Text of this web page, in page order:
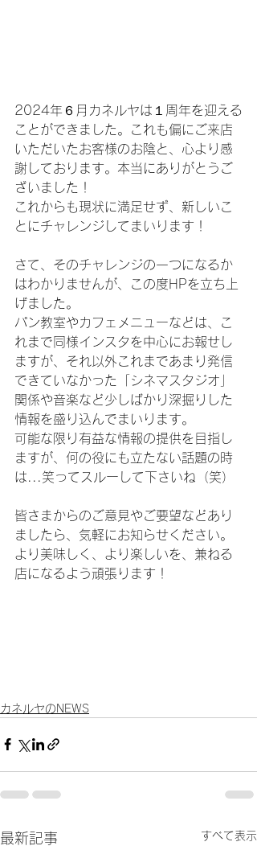
2024年６月カネルヤは１周年を迎える
ことができました。これも偏にご来店
いただいたお客様のお陰と、心より感
謝しております。本当にありがとうご
ざいました！
これからも現状に満足せず、新しいこ
とにチャレンジしてまいります！
さて、そのチャレンジの一つになるか
はわかりませんが、この度HPを立ち上
げました。
パン教室やカフェメニューなどは、こ
れまで同様インスタを中心にお報せし
ますが、それ以外これまであまり発信
できていなかった「シネマスタジオ」
関係や音楽など少しばかり深掘りした
情報を盛り込んでまいります。
可能な限り有益な情報の提供を目指し
ますが、何の役にも立たない話題の時
は...笑ってスルーして下さいね（笑）
皆さまからのご意見やご要望などあり
ましたら、気軽にお知らせください。
より美味しく、より楽しいを、兼ねる
店になるよう頑張ります！
カネルヤのNEWS
最新記事 すべて表示